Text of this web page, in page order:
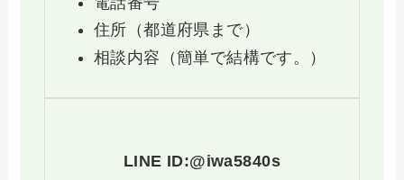
住所（都道府県まで）
相談内容（簡単で結構です。）
LINE ID:@iwa5840s